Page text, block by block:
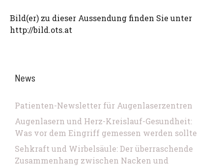
Bild(er) zu dieser Aussendung finden Sie unter
http://bild.ots.at
News
Patienten-Newsletter für Augenlaserzentren
Augenlasern und Herz-Kreislauf-Gesundheit:
Was vor dem Eingriff gemessen werden sollte
Sehkraft und Wirbelsäule: Der überraschende
Zusammenhang zwischen Nacken und